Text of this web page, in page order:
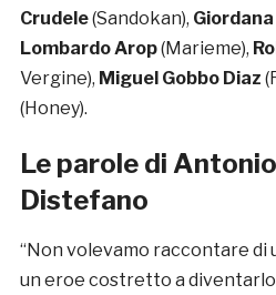
Crudele(Sandokan),
Lombardo Arop(Marieme),
Vergine), Miguel Gobbo Diaz
(Honey).
Le parole di
Distefano
“Non volevamo raccontare di
un eroe costretto a diventarlo.